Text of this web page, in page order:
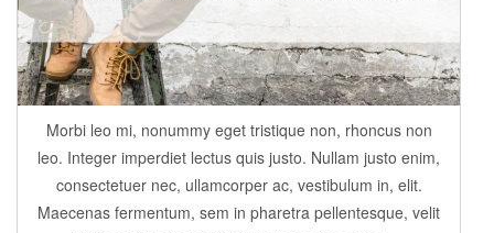
Morbi leo mi, nonummy eget tristique non, rhoncus non
leo. Integer imperdiet lectus quis justo. Nullam justo enim,
consectetuer nec, ullamcorper ac, vestibulum in, elit.
Maecenas fermentum, sem in pharetra pellentesque, velit